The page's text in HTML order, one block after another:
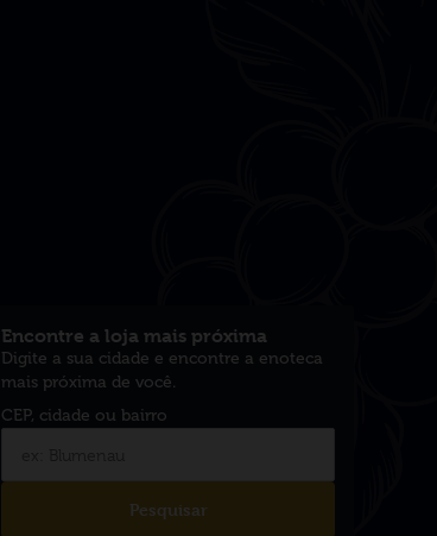
Encontre a loja mais próxima
Digite a sua cidade e encontre a enoteca
mais próxima de você.
Pesquisar